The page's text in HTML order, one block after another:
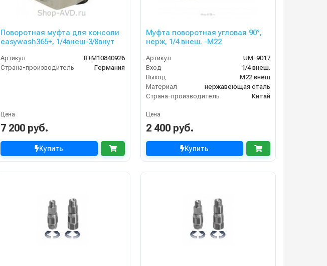
Поворотная муфта для консоли
easywash365+, 1/4внеш-3/8внут
Артикул
R+M10840926
Страна-производитель
Германия
Цена
7 200 руб.
Купить
Муфта поворотная угловая 90°,
нерж, 1/4 внеш. -М22
Артикул
UM-9017
Вход
1/4 внеш.
Выход
М22 внеш
Материал
нержавеющая сталь
Страна-производитель
Китай
Цена
2 400 руб.
Купить